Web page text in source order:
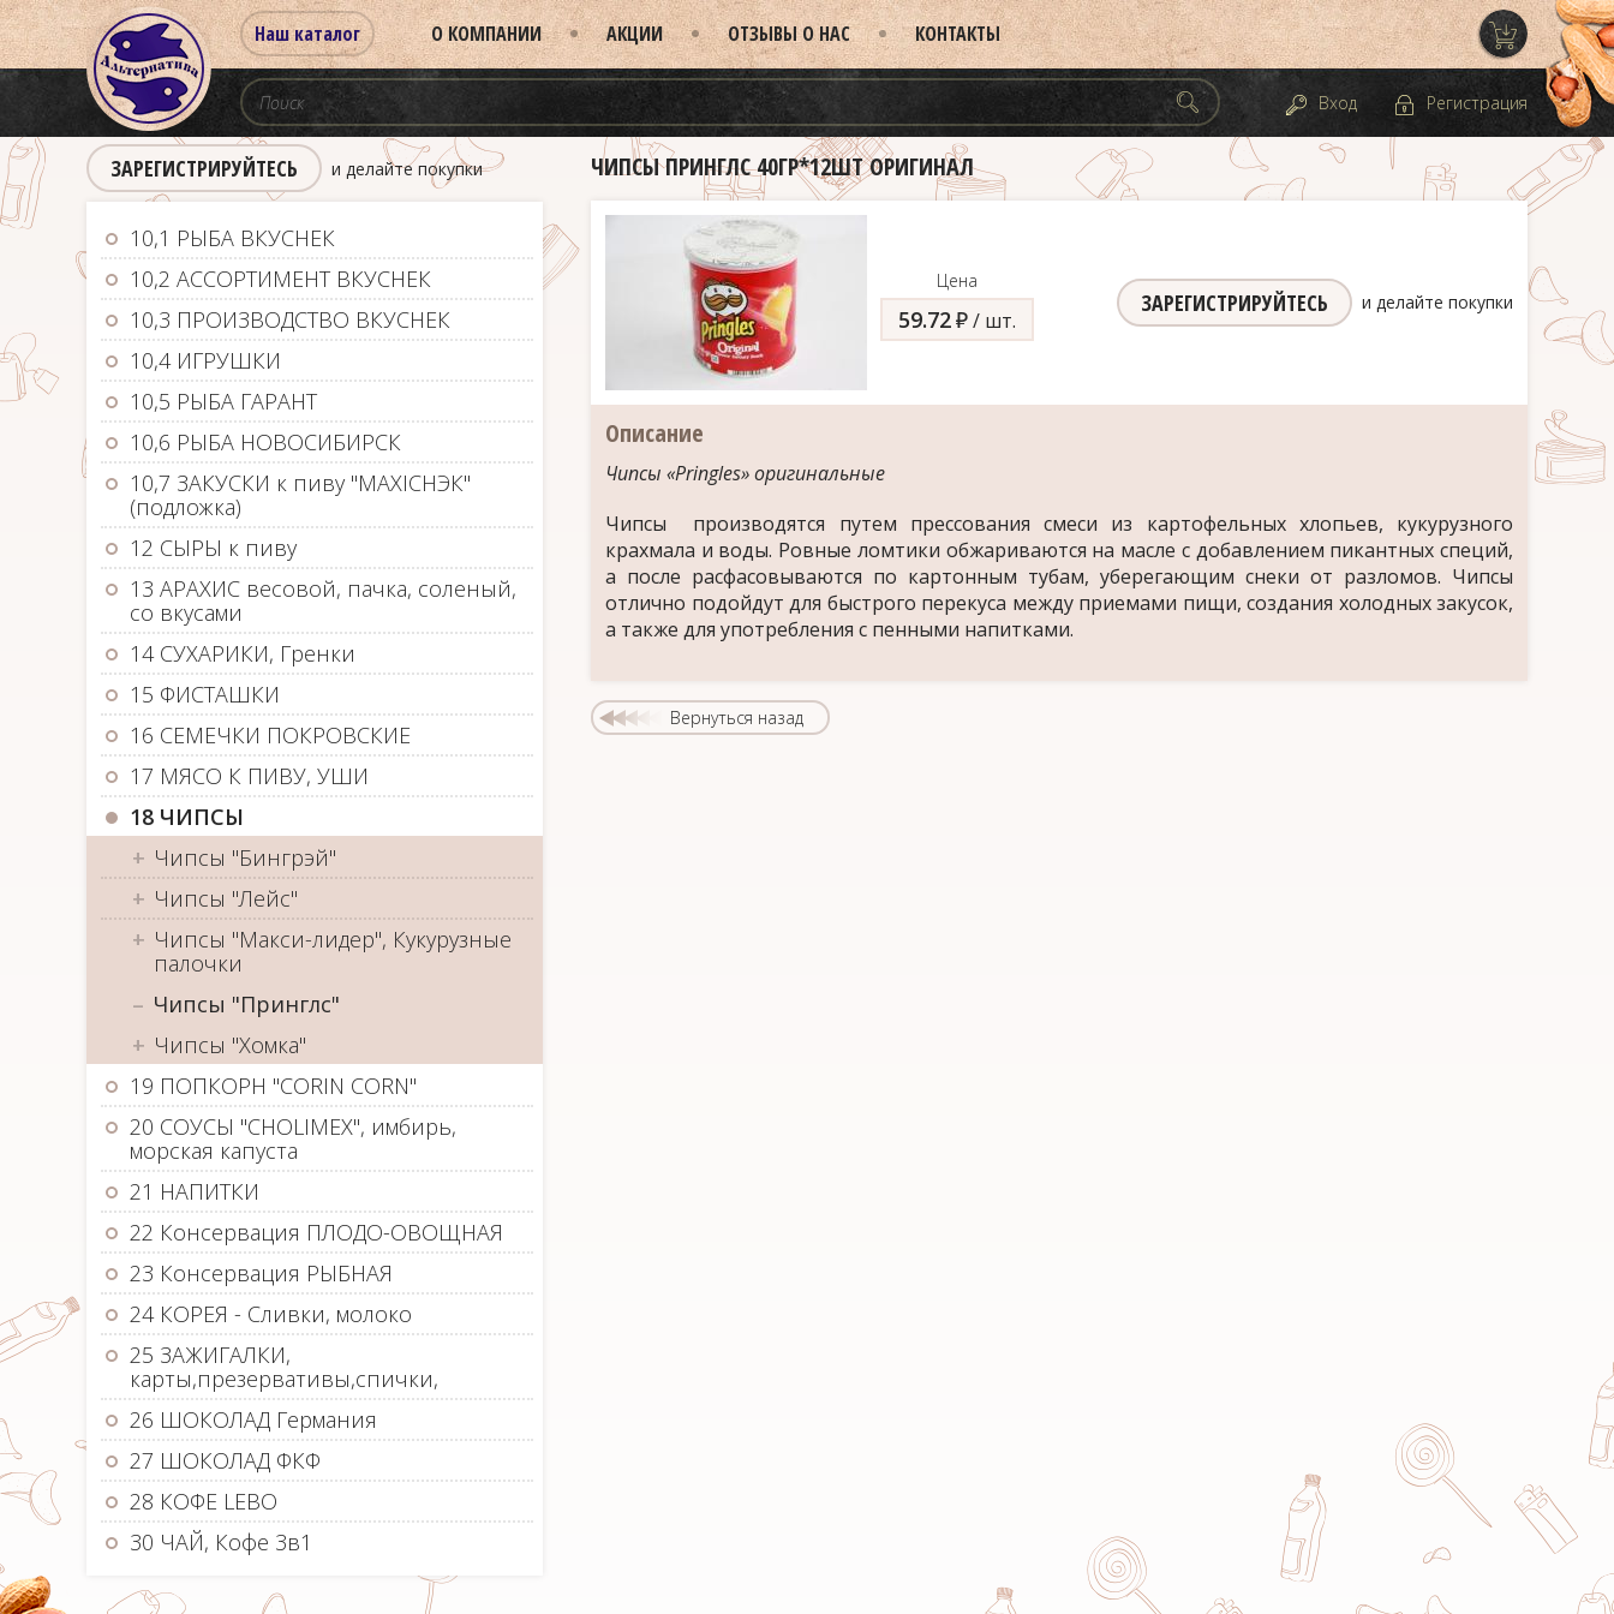
Наш каталог О КОМПАНИИ АКЦИИ ОТЗЫВЫ О НАС КОНТАКТЫ
Вход Регистрация
ЗАРЕГИСТРИРУЙТЕСЬ и делайте покупки
10,1 РЫБА ВКУСНЕК
10,2 АССОРТИМЕНТ ВКУСНЕК
10,3 ПРОИЗВОДСТВО ВКУСНЕК
10,4 ИГРУШКИ
10,5 РЫБА ГАРАНТ
10,6 РЫБА НОВОСИБИРСК
10,7 ЗАКУСКИ к пиву "MAXIСНЭК"
(подложка)
12 СЫРЫ к пиву
13 АРАХИС весовой, пачка, соленый,
со вкусами
14 СУХАРИКИ, Гренки
15 ФИСТАШКИ
16 СЕМЕЧКИ ПОКРОВСКИЕ
17 МЯСО К ПИВУ, УШИ
18 ЧИПСЫ
Чипсы "Бингрэй"
Чипсы "Лейс"
Чипсы "Макси-лидер", Кукурузные
палочки
Чипсы "Принглс"
Чипсы "Хомка"
19 ПОПКОРН "CORIN CORN"
20 СОУСЫ "CHOLIMEX", имбирь,
морская капуста
21 НАПИТКИ
22 Консервация ПЛОДО-ОВОЩНАЯ
23 Консервация РЫБНАЯ
24 КОРЕЯ - Сливки, молоко
25 ЗАЖИГАЛКИ,
карты,презервативы,спички,
26 ШОКОЛАД Германия
27 ШОКОЛАД ФКФ
28 КОФЕ LEBO
30 ЧАЙ, Кофе 3в1
ЧИПСЫ ПРИНГЛС 40ГР*12ШТ ОРИГИНАЛ
Цена
59.72д/ шт.
ЗАРЕГИСТРИРУЙТЕСЬ и делайте покупки
Описание
Чипсы «Pringles» оригинальные
Чипсы производятся путем прессования смеси из картофельных хлопьев, кукурузного
крахмала и воды. Ровные ломтики обжариваются на масле с добавлением пикантных специй,
а после расфасовываются по картонным тубам, уберегающим снеки от разломов. Чипсы
отлично подойдут для быстрого перекуса между приемами пищи, создания холодных закусок,
а также для употребления с пенными напитками.
Вернуться назад